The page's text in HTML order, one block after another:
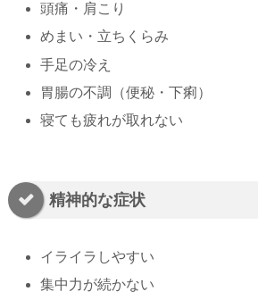
頭痛・肩こり
めまい・立ちくらみ
手足の冷え
胃腸の不調（便秘・下痢）
寝ても疲れが取れない
精神的な症状
イライラしやすい
集中力が続かない